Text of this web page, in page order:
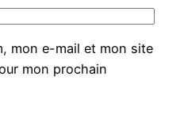
mon e-mail et mon site
mon prochain